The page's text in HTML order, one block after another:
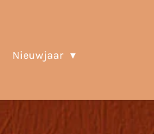
Nieuwjaar